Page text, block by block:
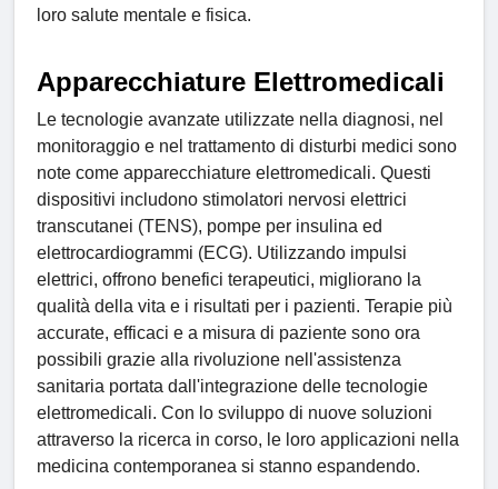
loro salute mentale e fisica.
Apparecchiature Elettromedicali
Le tecnologie avanzate utilizzate nella diagnosi, nel
monitoraggio e nel trattamento di disturbi medici sono
note come apparecchiature elettromedicali. Questi
dispositivi includono stimolatori nervosi elettrici
transcutanei (TENS), pompe per insulina ed
elettrocardiogrammi (ECG). Utilizzando impulsi
elettrici, offrono benefici terapeutici, migliorano la
qualità della vita e i risultati per i pazienti. Terapie più
accurate, efficaci e a misura di paziente sono ora
possibili grazie alla rivoluzione nell'assistenza
sanitaria portata dall'integrazione delle tecnologie
elettromedicali. Con lo sviluppo di nuove soluzioni
attraverso la ricerca in corso, le loro applicazioni nella
medicina contemporanea si stanno espandendo.